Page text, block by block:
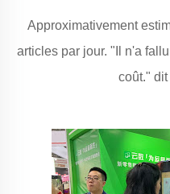
Approximativement
articles par jour. "Il n'a
coût."